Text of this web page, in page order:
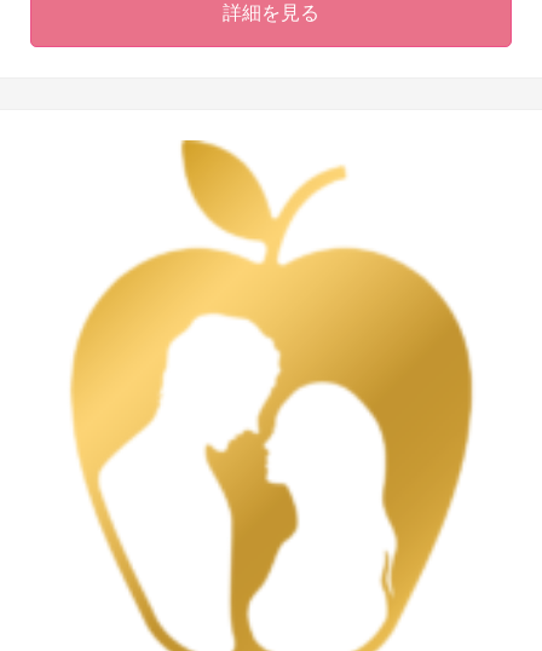
詳細を見る